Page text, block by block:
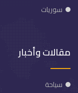
سوريات
مقالات وأخبار
سياحة